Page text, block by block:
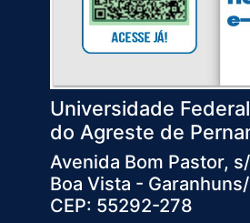
Universidade Federal
do Agreste de
Avenida Bom Pastor,
Boa Vista - Garanhuns/
CEP: 55292-278